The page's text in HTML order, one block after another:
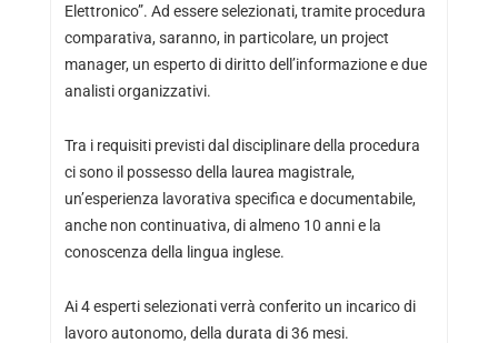
Elettronico”. Ad essere selezionati, tramite procedura
comparativa, saranno, in particolare, un project
manager, un esperto di diritto dell’informazione e due
analisti organizzativi.
Tra i requisiti previsti dal disciplinare della procedura
ci sono il possesso della laurea magistrale,
un’esperienza lavorativa specifica e documentabile,
anche non continuativa, di almeno 10 anni e la
conoscenza della lingua inglese.
Ai 4 esperti selezionati verrà conferito un incarico di
lavoro autonomo, della durata di 36 mesi.